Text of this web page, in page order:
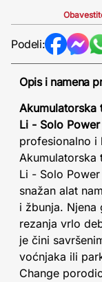
Podeli:
Opis i namena
Akumulatorska
Li - Solo
profesionalno i
Akumulatorska
Li - Solo
snažan alat
i žbunja. Njena
rezanja vrlo
je čini
voćnjaka ili
Change